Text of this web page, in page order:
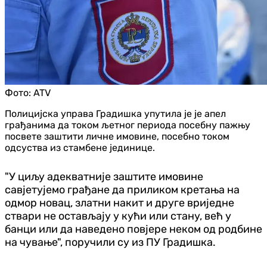
Фото: ATV
Полицијска управа Градишка упутила је је апел
грађанима да током љетног периода посебну пажњу
посвете заштити личне имовине, посебно током
одсуства из стамбене јединице.
"У циљу адекватније заштите имовине
савјетујемо грађане да приликом кретања на
одмор новац, златни накит и друге вриједне
ствари не остављају у кући или стану, већ у
банци или да наведено повјере неком од родбине
на чување", поручили су из ПУ Градишка.